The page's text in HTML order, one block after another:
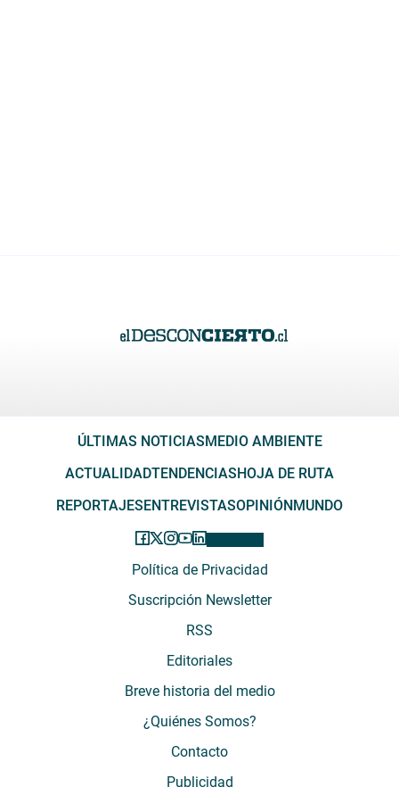
ÚLTIMAS NOTICIASMEDIO AMBIENTE
ACTUALIDADTENDENCIASHOJA DE RUTA
REPORTAJESENTREVISTASOPINIÓNMUNDO
Política de Privacidad
Suscripción Newsletter
RSS
Editoriales
Breve historia del medio
¿Quiénes Somos?
Contacto
Publicidad